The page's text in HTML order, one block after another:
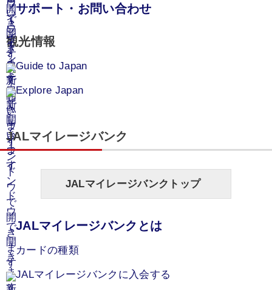
サポート・お問い合わせ
観光情報
Guide to Japan
Explore Japan
JALマイレージバンク
JALマイレージバンクトップ
JALマイレージバンクとは
カードの種類
JALマイレージバンクに入会する